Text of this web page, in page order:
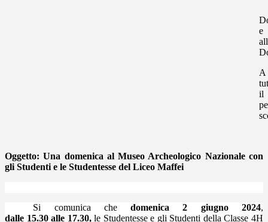
e
A
il
Oggetto:Una domenica al Museo Archeologico Nazionale con
gli Studenti e le Studentesse del Liceo Maffei
Si comunica chedomenica 2 giugno 2024,
dalle 15.30alle 17.30,le Studentesse e gli Studenti della Classe 4H